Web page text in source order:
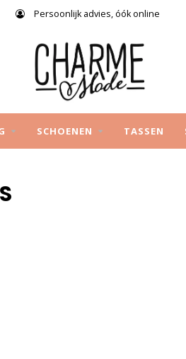
Persoonlijk advies, óók online
SCHOENEN TASSEN